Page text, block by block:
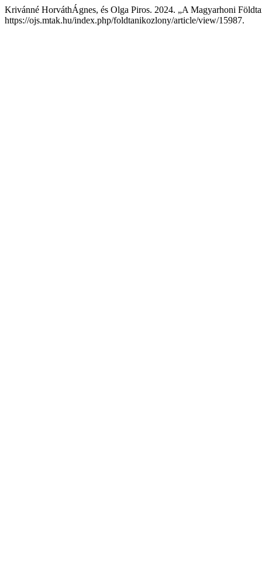
Krivánné HorváthÁgnes, és Olga Piros. 2024. „A Magyarhoni
https://ojs.mtak.hu/index.php/foldtanikozlony/article/view/15987.